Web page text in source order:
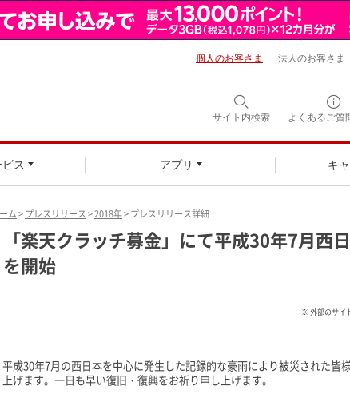
サイト内検索 よくあるご質
ス アプリ キ
個人のお客さま 法人のお客さま
ム>プレスリリース>2018年> プレスリリース詳細
「楽天クラッチ募金」にて平成30年7月西
を開始
※ 外部のサイ
平成30年7月の西日本を中心に発生した記録的な豪雨により被災された皆
上げます。一日も早い復旧・復興をお祈り申し上げます。